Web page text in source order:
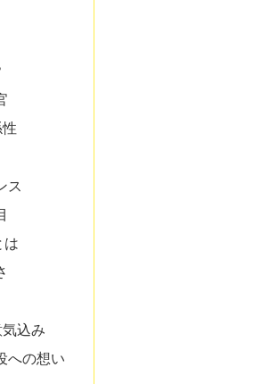
ス
は
込み
への想い